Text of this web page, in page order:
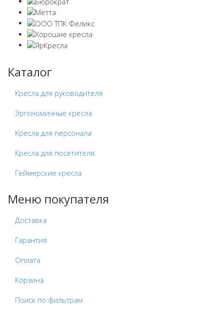
Каталог
Кресла для руководителя
Эргономичные кресла
Кресла для персонала
Кресла для посетителя
Геймерские кресла
Меню покупателя
Доставка
Гарантия
Оплата
Корзина
Поиск по фильтрам